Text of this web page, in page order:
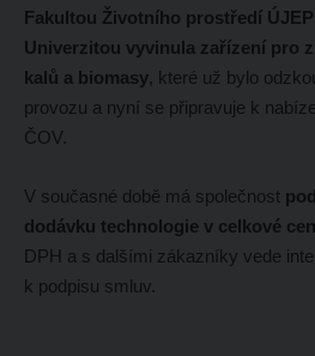
Fakultou Životního prostředí
Univerzitou vyvinula zařízení pro
kalů a biomasy, které už bylo
provozu a nyní se připravuje k
ČOV.
V současné době má společnost
dodávku technologie v celkové
DPH a s dalšími zákazníky vede
k podpisu smluv.